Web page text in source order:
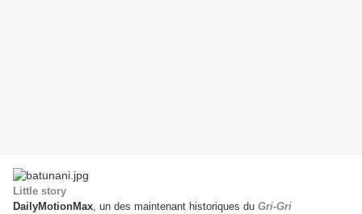
Little story
DailyMotionMax, un des maintenant historiques du Gri-Gri